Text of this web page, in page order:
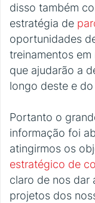
disso também
estratégia de
oportunidades
treinamentos
que ajudarão a
longo deste e
Portanto o
informação foi
atingirmos os
estratégico de
claro de nos dar
projetos dos